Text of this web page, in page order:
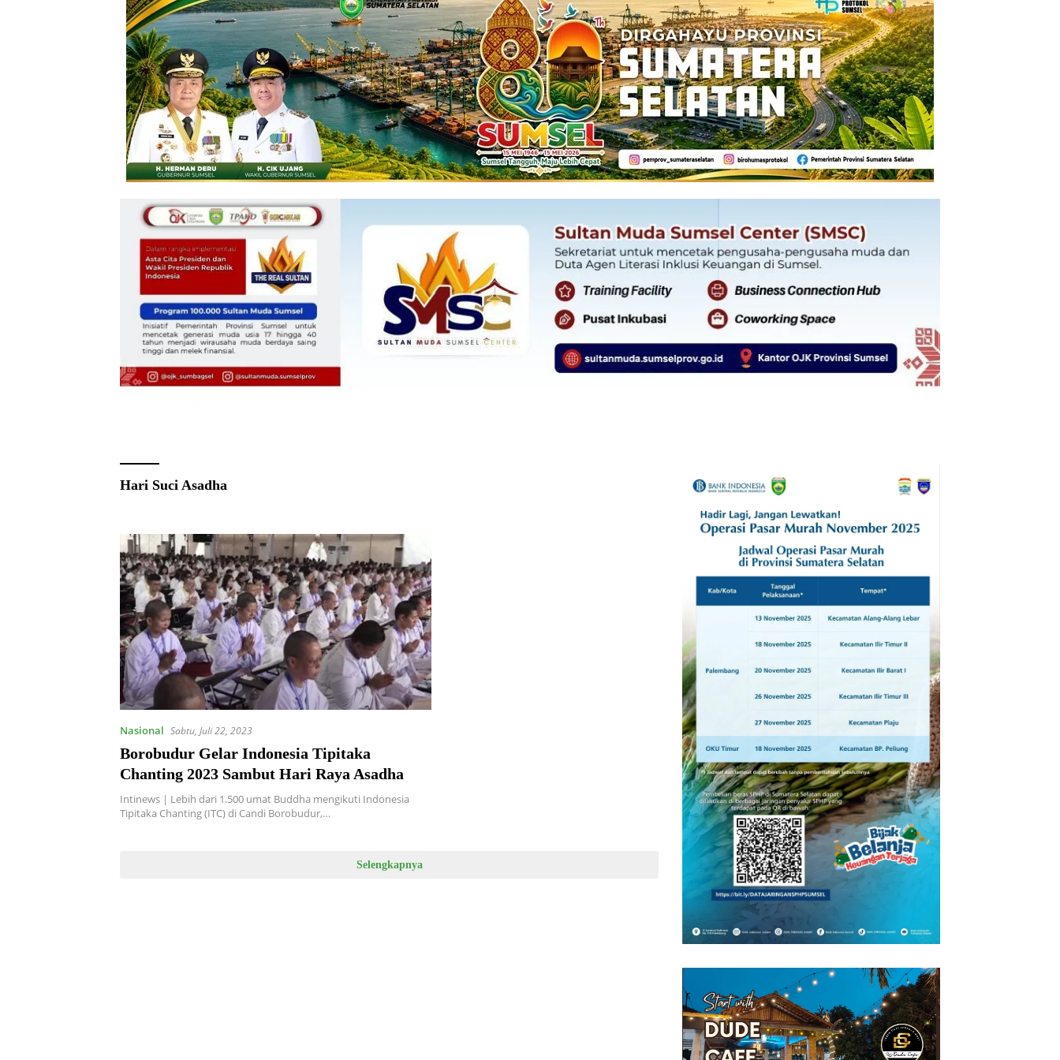
Hari Suci Asadha
Nasional Sabtu, Juli 22, 2023
Borobudur Gelar Indonesia Tipitaka
Chanting 2023 Sambut Hari Raya Asadha
Intinews | Lebih dari 1.500 umat Buddha mengikuti Indonesia
Tipitaka Chanting (ITC) di Candi Borobudur,…
Selengkapnya